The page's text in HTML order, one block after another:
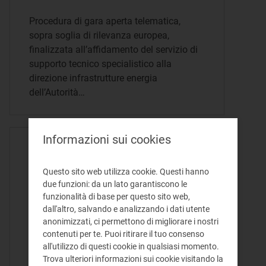
Procedura di gara aperta telematica,
sopra soglia di rilevanza europea,
finalizzata all’affidamento del servizio di
supporto tecnico specialistico alla
direzione infrastrutture energia
dell’Autorità…
Procedura di gara negoziata
finalizzata all’affidamento
dei servizi inerenti alla
gestione del piano sanitario
2026 dell’Autorità di
Regolazione per Energia Reti
Informazioni sui cookies
Questo sito web utilizza cookie. Questi hanno
due funzioni: da un lato garantiscono le
funzionalità di base per questo sito web,
dall'altro, salvando e analizzando i dati utente
anonimizzati, ci permettono di migliorare i nostri
contenuti per te. Puoi ritirare il tuo consenso
all'utilizzo di questi cookie in qualsiasi momento.
Trova ulteriori informazioni sui cookie visitando la